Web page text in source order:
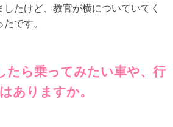
たけど、教官が横についていてく
です。
たら乗ってみたい車や、行
ありますか。